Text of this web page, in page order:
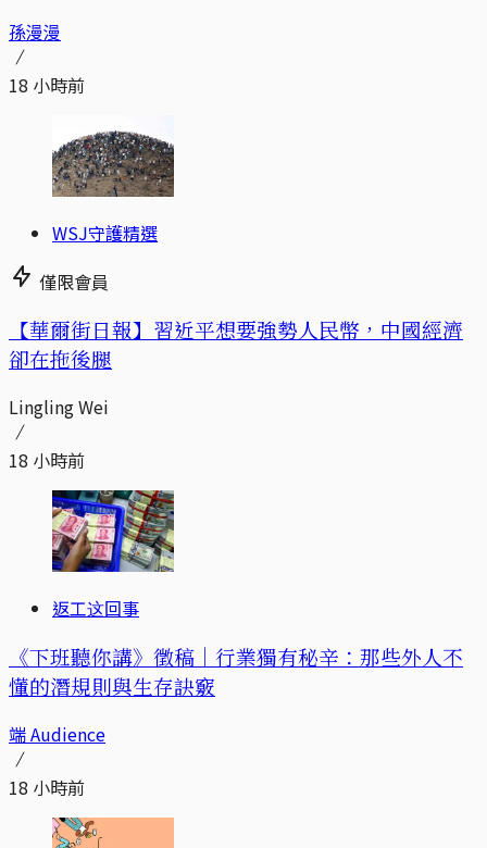
孫漫漫
18 小時前
WSJ守護精選
僅限會員
【華爾街日報】習近平想要強勢人民幣，中國經濟
卻在拖後腿
Lingling Wei
18 小時前
返工这回事
《下班聽你講》徵稿｜行業獨有秘辛：那些外人不
懂的潛規則與生存訣竅
端 Audience
18 小時前